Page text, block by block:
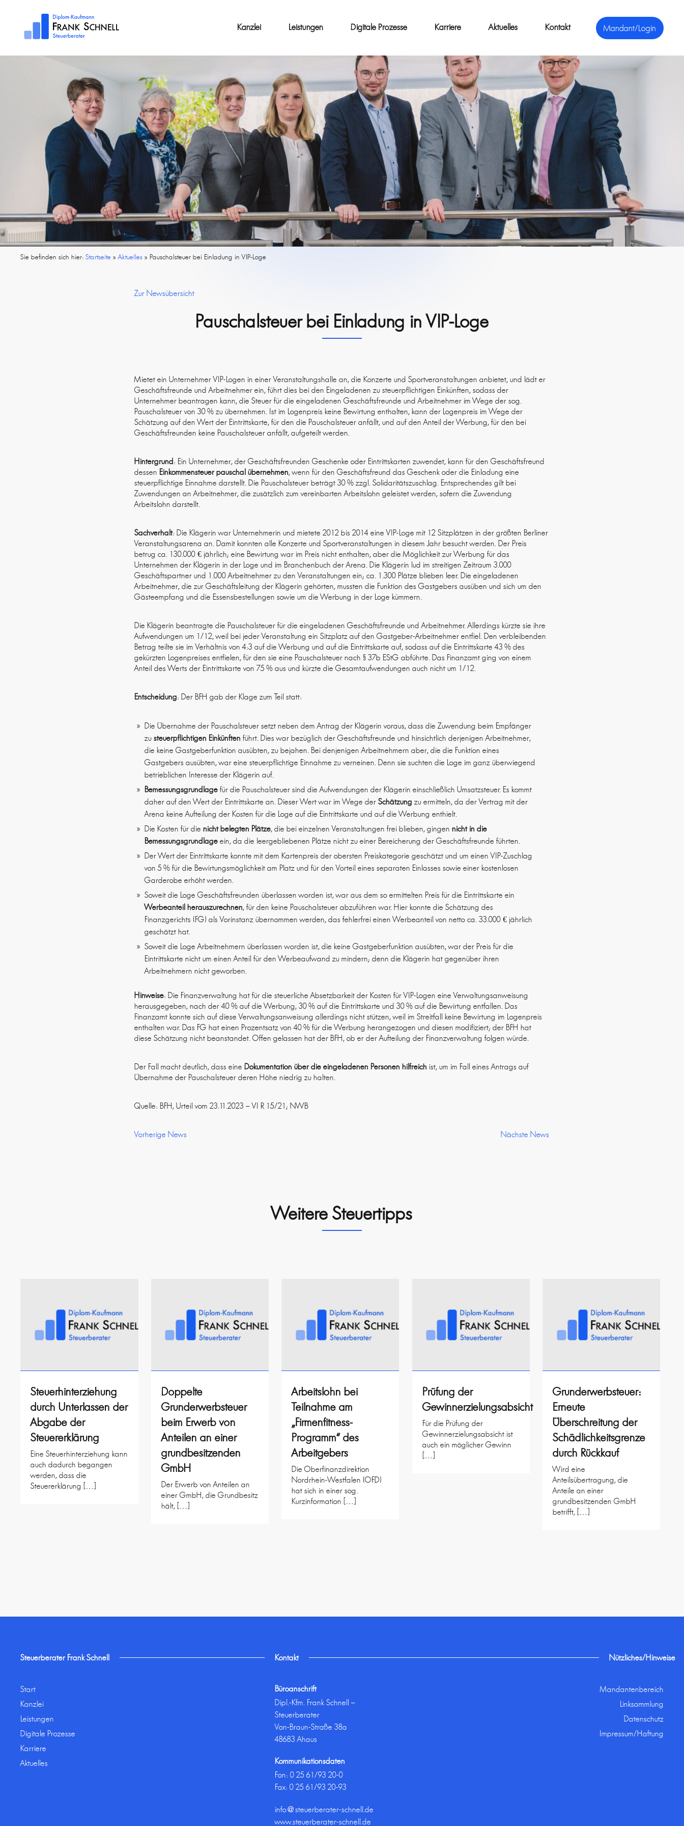
Mandant/Login
Kanzlei Leistungen Digitale Prozesse Karriere Aktuelles Kontakt
Sie befinden sich hier:Startseite »Aktuelles »Pauschalsteuer bei Einladung in VIP-Loge
Zur Newsübersicht
Pauschalsteuer bei Einladung in VIP-Loge
Mietet ein Unternehmer VIP-Logen in einer Veranstaltungshalle an, die Konzerte und Sportveranstaltungen anbietet, und lädt er
Geschäftsfreunde und Arbeitnehmer ein, führt dies bei den Eingeladenen zu steuerpflichtigen Einkünften, sodass der
Unternehmer beantragen kann, die Steuer für die eingeladenen Geschäftsfreunde und Arbeitnehmer im Wege der sog.
Pauschalsteuer von 30 % zu übernehmen. Ist im Logenpreis keine Bewirtung enthalten, kann der Logenpreis im Wege der
Schätzung auf den Wert der Eintrittskarte, für den die Pauschalsteuer anfällt, und auf den Anteil der Werbung, für den bei
Geschäftsfreunden keine Pauschalsteuer anfällt, aufgeteilt werden.
Hintergrund: Ein Unternehmer, der Geschäftsfreunden Geschenke oder Eintrittskarten zuwendet, kann für den Geschäftsfreund
dessen Einkommensteuer pauschal übernehmen, wenn für den Geschäftsfreund das Geschenk oder die Einladung eine
steuerpflichtige Einnahme darstellt. Die Pauschalsteuer beträgt 30 % zzgl. Solidaritätszuschlag. Entsprechendes gilt bei
Zuwendungen an Arbeitnehmer, die zusätzlich zum vereinbarten Arbeitslohn geleistet werden, sofern die Zuwendung
Arbeitslohn darstellt.
Sachverhalt: Die Klägerin war Unternehmerin und mietete 2012 bis 2014 eine VIP-Loge mit 12 Sitzplätzen in der größten Berliner
Veranstaltungsarena an. Damit konnten alle Konzerte und Sportveranstaltungen in diesem Jahr besucht werden. Der Preis
betrug ca. 130.000 € jährlich; eine Bewirtung war im Preis nicht enthalten, aber die Möglichkeit zur Werbung für das
Unternehmen der Klägerin in der Loge und im Branchenbuch der Arena. Die Klägerin lud im streitigen Zeitraum 3.000
Geschäftspartner und 1.000 Arbeitnehmer zu den Veranstaltungen ein; ca. 1.300 Plätze blieben leer. Die eingeladenen
Arbeitnehmer, die zur Geschäftsleitung der Klägerin gehörten, mussten die Funktion des Gastgebers ausüben und sich um den
Gästeempfang und die Essensbestellungen sowie um die Werbung in der Loge kümmern.
Die Klägerin beantragte die Pauschalsteuer für die eingeladenen Geschäftsfreunde und Arbeitnehmer. Allerdings kürzte sie ihre
Aufwendungen um 1/12, weil bei jeder Veranstaltung ein Sitzplatz auf den Gastgeber-Arbeitnehmer entfiel. Den verbleibenden
Betrag teilte sie im Verhältnis von 4:3 auf die Werbung und auf die Eintrittskarte auf, sodass auf die Eintrittskarte 43 % des
gekürzten Logenpreises entfielen, für den sie eine Pauschalsteuer nach § 37b EStG abführte. Das Finanzamt ging von einem
Anteil des Werts der Eintrittskarte von 75 % aus und kürzte die Gesamtaufwendungen auch nicht um 1/12.
Entscheidung: Der BFH gab der Klage zum Teil statt:
Die Übernahme der Pauschalsteuer setzt neben dem Antrag der Klägerin voraus, dass die Zuwendung beim Empfänger
zusteuerpflichtigen Einkünften führt. Dies war bezüglich der Geschäftsfreunde und hinsichtlich derjenigen Arbeitnehmer,
die keine Gastgeberfunktion ausübten, zu bejahen. Bei denjenigen Arbeitnehmern aber, die die Funktion eines
Gastgebers ausübten, war eine steuerpflichtige Einnahme zu verneinen. Denn sie suchten die Loge im ganz überwiegend
betrieblichen Interesse der Klägerin auf.
Bemessungsgrundlage für die Pauschalsteuer sind die Aufwendungen der Klägerin einschließlich Umsatzsteuer. Es kommt
daher auf den Wert der Eintrittskarte an. Dieser Wert war im Wege derSchätzung zu ermitteln, da der Vertrag mit der
Arena keine Aufteilung der Kosten für die Loge auf die Eintrittskarte und auf die Werbung enthielt.
Die Kosten für dienicht belegten Plätze, die bei einzelnen Veranstaltungen frei blieben, gingennicht in die
Bemessungsgrundlage ein, da die leergebliebenen Plätze nicht zu einer Bereicherung der Geschäftsfreunde führten.
Der Wert der Eintrittskarte konnte mit dem Kartenpreis der obersten Preiskategorie geschätzt und um einen VIP-Zuschlag
von 5 % für die Bewirtungsmöglichkeit am Platz und für den Vorteil eines separaten Einlasses sowie einer kostenlosen
Garderobe erhöht werden.
Soweit die Loge Geschäftsfreunden überlassen worden ist, war aus dem so ermittelten Preis für die Eintrittskarte ein
Werbeanteil herauszurechnen, für den keine Pauschalsteuer abzuführen war. Hier konnte die Schätzung des
Finanzgerichts (FG) als Vorinstanz übernommen werden, das fehlerfrei einen Werbeanteil von netto ca. 33.000 € jährlich
geschätzt hat.
Soweit die Loge Arbeitnehmern überlassen worden ist, die keine Gastgeberfunktion ausübten, war der Preis für die
Eintrittskarte nicht um einen Anteil für den Werbeaufwand zu mindern; denn die Klägerin hat gegenüber ihren
Arbeitnehmern nicht geworben.
Hinweise: Die Finanzverwaltung hat für die steuerliche Absetzbarkeit der Kosten für VIP-Logen eine Verwaltungsanweisung
herausgegeben, nach der 40 % auf die Werbung, 30 % auf die Eintrittskarte und 30 % auf die Bewirtung entfallen. Das
Finanzamt konnte sich auf diese Verwaltungsanweisung allerdings nicht stützen, weil im Streitfall keine Bewirtung im Logenpreis
enthalten war. Das FG hat einen Prozentsatz von 40 % für die Werbung herangezogen und diesen modifiziert; der BFH hat
diese Schätzung nicht beanstandet. Offen gelassen hat der BFH, ob er der Aufteilung der Finanzverwaltung folgen würde.
Der Fall macht deutlich, dass eineDokumentation über die eingeladenen Personen hilfreich ist, um im Fall eines Antrags auf
Übernahme der Pauschalsteuer deren Höhe niedrig zu halten.
Quelle: BFH, Urteil vom 23.11.2023 – VI R 15/21; NWB
Vorherige News Nächste News
Weitere Steuertipps
Steuerhinterziehung
durch Unterlassen der
Abgabe der
Steuererklärung
Eine Steuerhinterziehung kann
auch dadurch begangen
werden, dass die
Steuererklärung […]
Doppelte
Grunderwerbsteuer
beim Erwerb von
Anteilen an einer
grundbesitzenden
GmbH
Der Erwerb von Anteilen an
einer GmbH, die Grundbesitz
hält, […]
Arbeitslohn bei
Teilnahme am
„Firmenfitness-
Programm“ des
Arbeitgebers
Die Oberfinanzdirektion
Nordrhein-Westfalen (OFD)
hat sich in einer sog.
Kurzinformation […]
Prüfung der
Gewinnerzielungsabsicht
Für die Prüfung der
Gewinnerzielungsabsicht ist
auch ein möglicher Gewinn
[…]
Grunderwerbsteuer:
Erneute
Überschreitung der
Schädlichkeitsgrenze
durch Rückkauf
Wird eine
Anteilsübertragung, die
Anteile an einer
grundbesitzenden GmbH
betrifft, […]
Steuerberater Frank Schnell
Start
Kanzlei
Leistungen
Digitale Prozesse
Karriere
Aktuelles
Kontakt
Büroanschrift
Dipl.-Kfm. Frank Schnell –
Steuerberater
Von-Braun-Straße 38a
48683 Ahaus
Kommunikationsdaten
Fon:0 25 61/93 20-0
Fax: 0 25 61/93 20-93
info@steuerberater-schnell.de
www.steuerberater-schnell.de
Nützliches/Hinweise
Mandantenbereich
Linksammlung
Datenschutz
Impressum/Haftung